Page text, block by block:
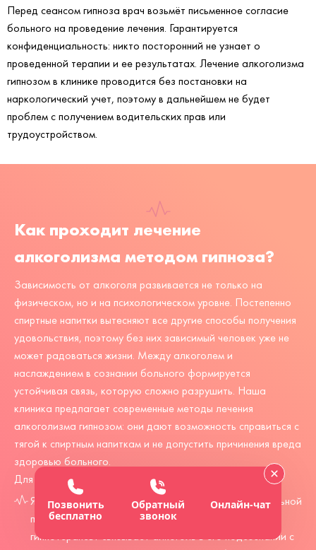
Перед сеансом гипноза врач возьмёт письменное согласие
больного на проведение лечения. Гарантируется
конфиденциальность: никто посторонний не узнает о
проведенной терапии и ее результатах. Лечение алкоголизма
гипнозом в клинике проводится без постановки на
наркологический учет, поэтому в дальнейшем не будет
проблем с получением водительских прав или
трудоустройством.
Как проходит лечение
алкоголизма методом гипноза?
Зависимость от алкоголя развивается не только на
физическом, но и на психологическом уровне. Постепенно
спиртные напитки вытесняют все другие способы получения
удовольствия, поэтому без них зависимый человек уже не
может радоваться жизни. Между алкоголем и
наслаждением в сознании больного формируется
устойчивая связь, которую сложно разрушить. Наша
клиника предлагает современные методы лечения
алкоголизма гипнозом: они дают возможность справиться с
тягой к спиртным напиткам и не допустить причинения вреда
здоровью больного.
Для лечения используются следующие методики:
Якорный метод. С помощью специальных техник больной
погружается в состояние транса, после чего
гипнотерапевт связывает алкоголь в его подсознании с
Позвонить
бесплатно
Обратный
звонок
Онлайн-чат